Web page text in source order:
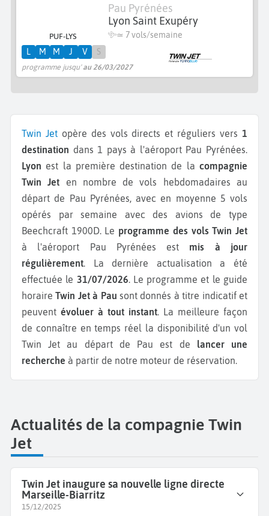
PUF-LYS
Pau Pyrénées
Lyon Saint Exupéry
≃ 7 vols/semaine
programme jusqu'au 26/03/2027
L M M J V S
Twin Jetopère des vols directs et réguliers vers1
destination dans 1 pays à l'aéroport Pau Pyrénées.
Lyon est la première destination de la compagnie
Twin Jet en nombre de vols hebdomadaires au
départ de Pau Pyrénées, avec en moyenne 5 vols
opérés par semaine avec des avions de type
Beechcraft 1900D. Le programme des vols Twin Jet
à l'aéroport Pau Pyrénées est mis à jour
régulièrement. La dernière actualisation a été
effectuée le 31/07/2026. Le programme et le guide
horaireTwin Jet à Pau sont donnés à titre indicatif et
peuvent évoluer à tout instant. La meilleure façon
de connaître en temps réel la disponibilité d'un vol
Twin Jet au départ de Pau est de lancer une
recherche à partir de notre moteur de réservation.
Actualités de la compagnie Twin
Jet
Twin Jet inaugure sa nouvelle ligne directe
Marseille-Biarritz
15/12/2025